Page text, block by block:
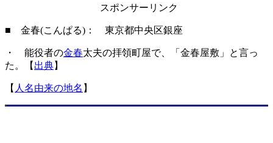
スポンサーリンク
■ 金春(こんぱる)： 東京都中央区銀座
・ 能役者の金春太夫の拝領町屋で、「金春屋敷」と言っ
た。【 出典】
【 人名由来の地名 】